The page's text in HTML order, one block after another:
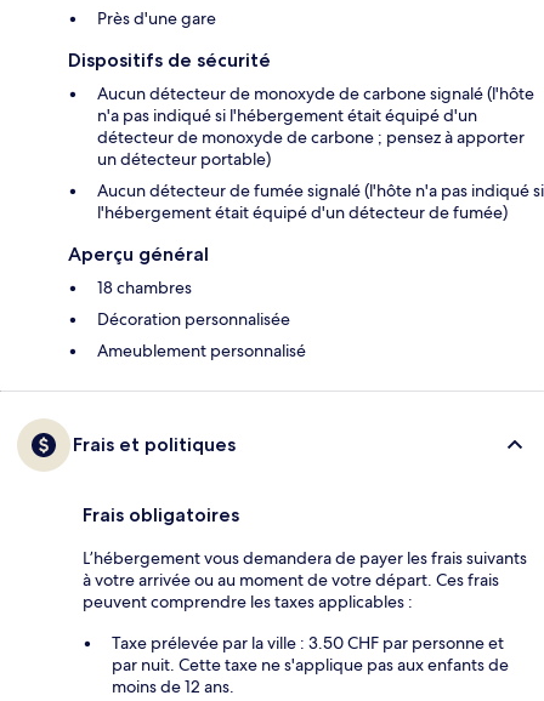
Près d'une gare
Dispositifs de sécurité
Aucun détecteur de monoxyde de carbone signalé (l'hôte
n'a pas indiqué si l'hébergement était équipé d'un
détecteur de monoxyde de carbone ; pensez à apporter
un détecteur portable)
Aucun détecteur de fumée signalé (l'hôte n'a pas indiqué si
l'hébergement était équipé d'un détecteur de fumée)
Aperçu général
18 chambres
Décoration personnalisée
Ameublement personnalisé
Frais et politiques
Frais obligatoires
L’hébergement vous demandera de payer les frais suivants
à votre arrivée ou au moment de votre départ. Ces frais
peuvent comprendre les taxes applicables :
Taxe prélevée par la ville : 3.50 CHF par personne et
par nuit. Cette taxe ne s'applique pas aux enfants de
moins de 12 ans.